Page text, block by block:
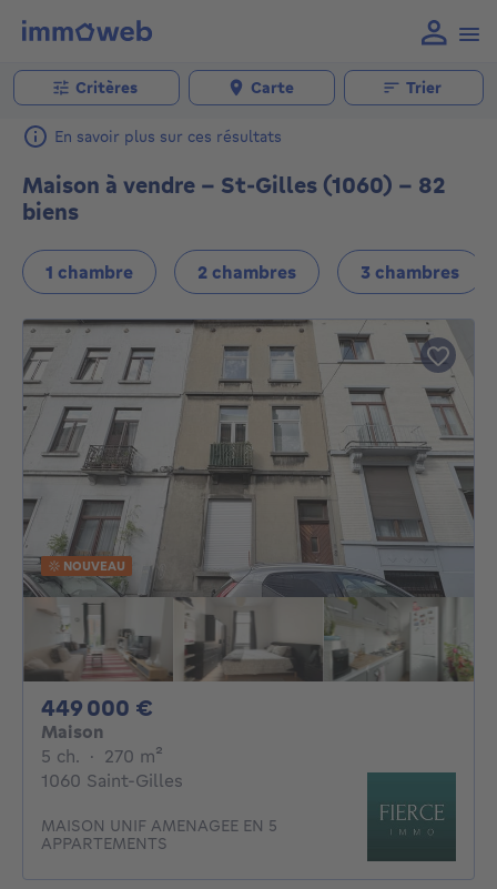
Critères Carte Trier
En savoir plus sur ces résultats
Maison à vendre - St-Gilles (1060) - 82
biens
1 chambre 2 chambres 3 chambres
NOUVEAU
449 000 €
Maison
5 ch. 5 chambres
· 270 m²
1060 Saint-Gilles
MAISON UNIF AMENAGEE EN 5
APPARTEMENTS